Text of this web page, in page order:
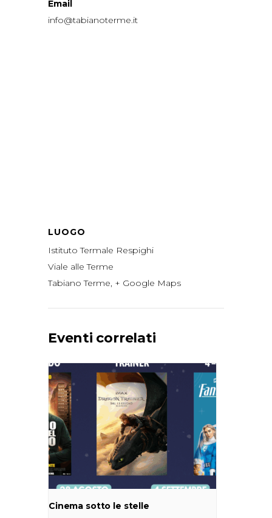
Email
info@tabianoterme.it
LUOGO
Istituto Termale Respighi
Viale alle Terme
Tabiano Terme, + Google Maps
Eventi correlati
Cinema sotto le stelle